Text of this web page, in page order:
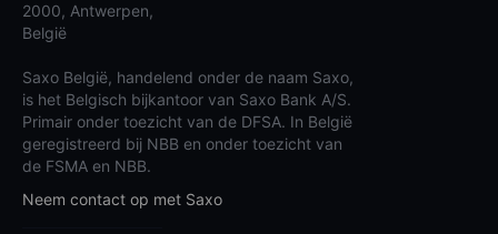
2000, Antwerpen,
België
Saxo België, handelend onder de naam Saxo,
is het Belgisch bijkantoor van Saxo Bank A/S.
Primair onder toezicht van de DFSA. In België
geregistreerd bij NBB en onder toezicht van
de FSMA en NBB.
Neem contact op met Saxo